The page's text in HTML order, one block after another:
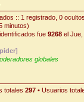
:: 1 registrado, 0
minutos)
fue 9268 el
globales
totales 297 • Usuarios